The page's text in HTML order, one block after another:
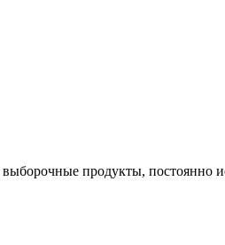
выборочные продукты, постоянно